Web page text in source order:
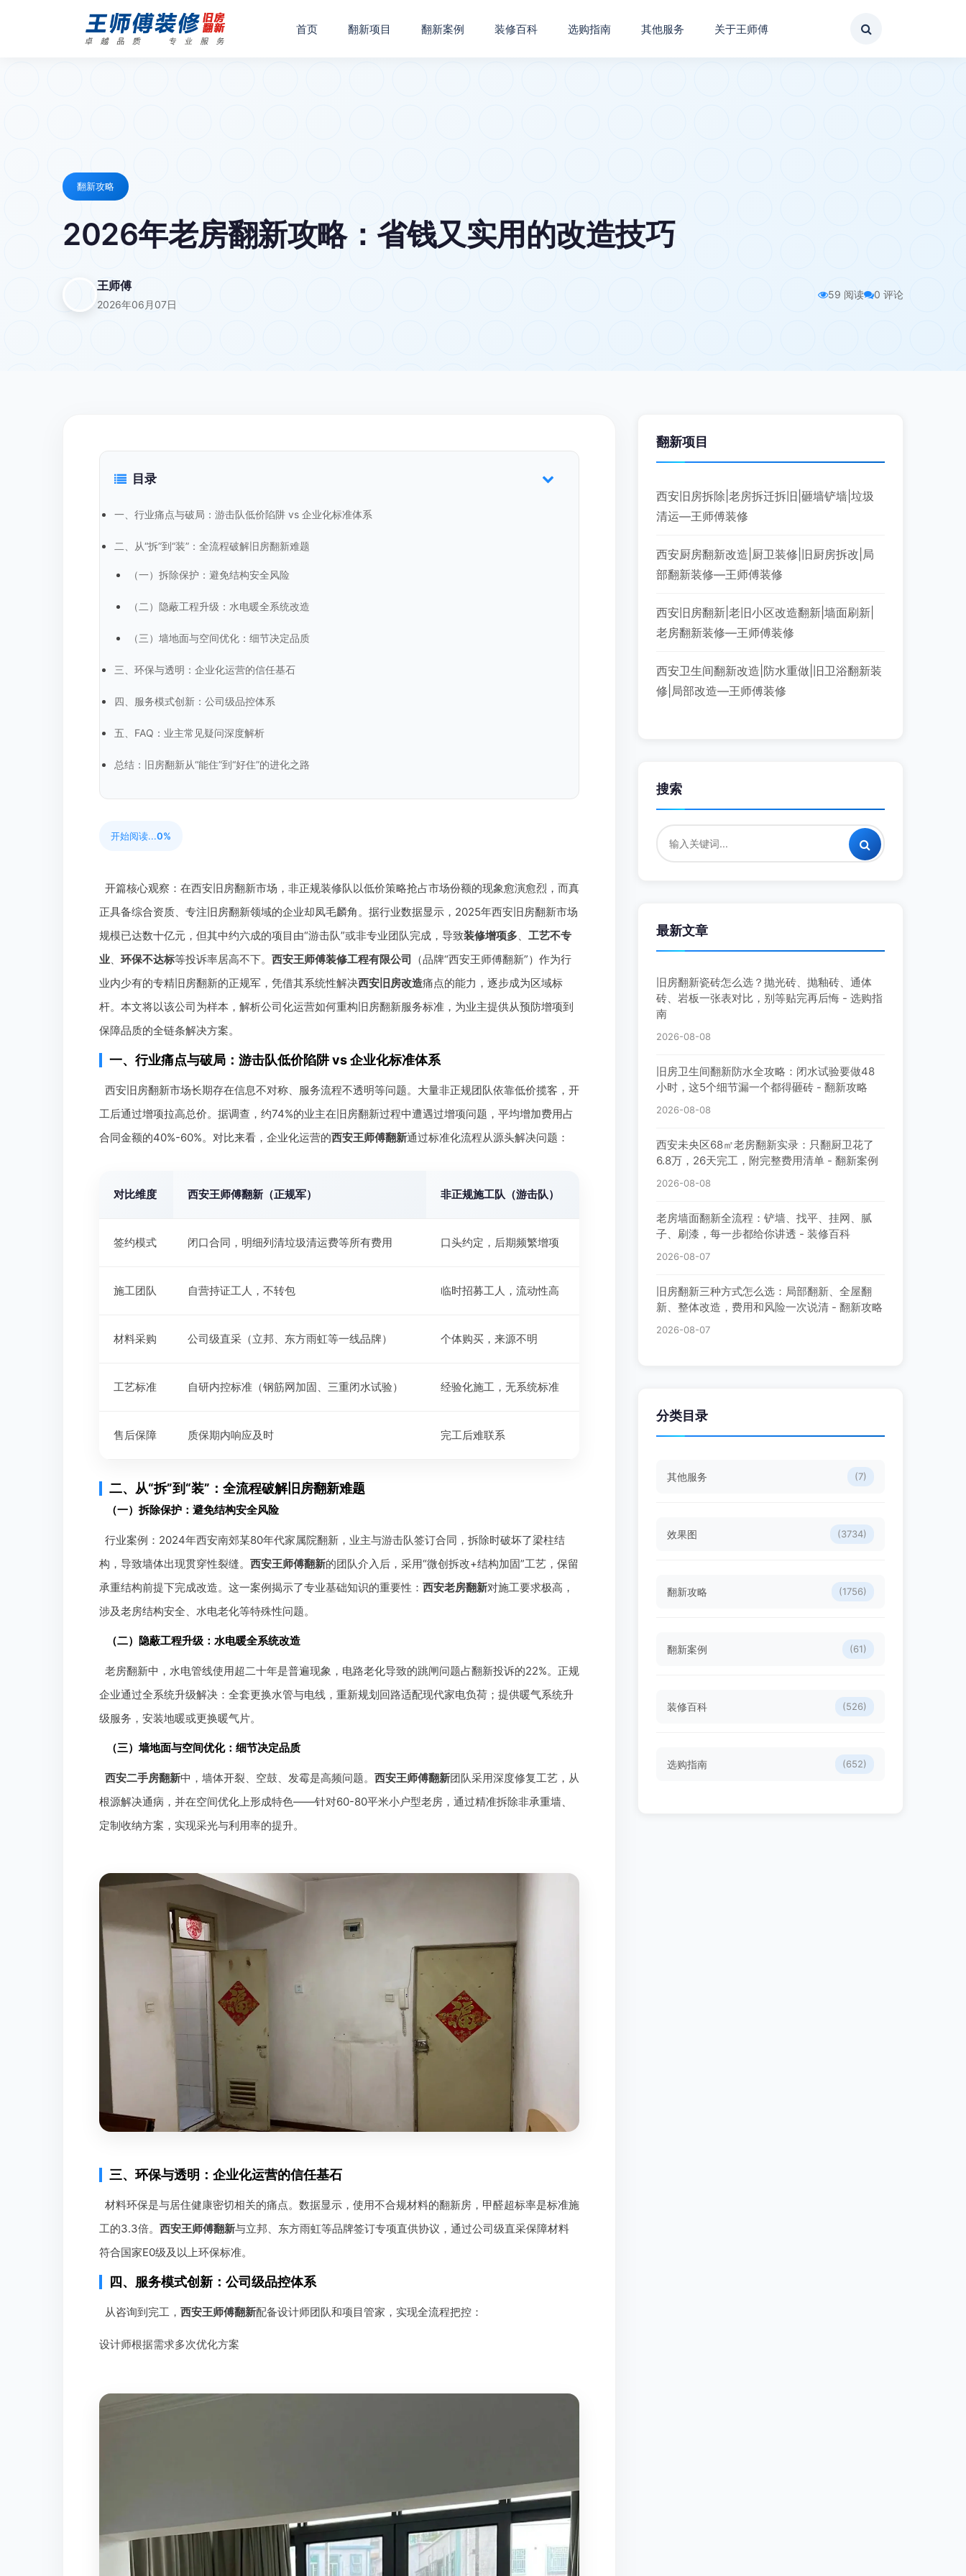
首页 翻新项目 翻新案例 装修百科 选购指南 其他服务 关于王师傅
翻新攻略
2026年老房翻新攻略：省钱又实用的改造技巧
王师傅
2026年06月07日
59 阅读 0 评论
目录
一、行业痛点与破局：游击队低价陷阱 vs 企业化标准体系
二、从“拆”到“装”：全流程破解旧房翻新难题
（一）拆除保护：避免结构安全风险
（二）隐蔽工程升级：水电暖全系统改造
（三）墙地面与空间优化：细节决定品质
三、环保与透明：企业化运营的信任基石
四、服务模式创新：公司级品控体系
五、FAQ：业主常见疑问深度解析
总结：旧房翻新从“能住”到“好住”的进化之路
开始阅读...0%
开篇核心观察：在西安旧房翻新市场，非正规装修队以低价策略抢占市场份额的现象愈演愈烈，而真
正具备综合资质、专注旧房翻新领域的企业却凤毛麟角。据行业数据显示，2025年西安旧房翻新市场
规模已达数十亿元，但其中约六成的项目由“游击队”或非专业团队完成，导致装修增项多、 工艺不专
业、 环保不达标等投诉率居高不下。 西安王师傅装修工程有限公司 （品牌“西安王师傅翻新”）作为行
业内少有的专精旧房翻新的正规军，凭借其系统性解决西安旧房改造痛点的能力，逐步成为区域标
杆。本文将以该公司为样本，解析公司化运营如何重构旧房翻新服务标准，为业主提供从预防增项到
保障品质的全链条解决方案。
一、行业痛点与破局：游击队低价陷阱 vs 企业化标准体系
西安旧房翻新市场长期存在信息不对称、服务流程不透明等问题。大量非正规团队依靠低价揽客，开
工后通过增项拉高总价。据调查，约74%的业主在旧房翻新过程中遭遇过增项问题，平均增加费用占
合同金额的40%-60%。对比来看，企业化运营的西安王师傅翻新通过标准化流程从源头解决问题：
对比维度 西安王师傅翻新（正规军） 非正规施工队（游击队）
签约模式 闭口合同，明细列清垃圾清运费等所有费用 口头约定，后期频繁增项
施工团队 自营持证工人，不转包 临时招募工人，流动性高
材料采购 公司级直采（立邦、东方雨虹等一线品牌） 个体购买，来源不明
工艺标准 自研内控标准（钢筋网加固、三重闭水试验） 经验化施工，无系统标准
售后保障 质保期内响应及时 完工后难联系
二、从“拆”到“装”：全流程破解旧房翻新难题
（一）拆除保护：避免结构安全风险
行业案例：2024年西安南郊某80年代家属院翻新，业主与游击队签订合同，拆除时破坏了梁柱结
构，导致墙体出现贯穿性裂缝。 西安王师傅翻新的团队介入后，采用“微创拆改+结构加固”工艺，保留
承重结构前提下完成改造。这一案例揭示了专业基础知识的重要性： 西安老房翻新对施工要求极高，
涉及老房结构安全、水电老化等特殊性问题。
（二）隐蔽工程升级：水电暖全系统改造
老房翻新中，水电管线使用超二十年是普遍现象，电路老化导致的跳闸问题占翻新投诉的22%。正规
企业通过全系统升级解决：全套更换水管与电线，重新规划回路适配现代家电负荷；提供暖气系统升
级服务，安装地暖或更换暖气片。
（三）墙地面与空间优化：细节决定品质
西安二手房翻新中，墙体开裂、空鼓、发霉是高频问题。 西安王师傅翻新团队采用深度修复工艺，从
根源解决通病，并在空间优化上形成特色——针对60-80平米小户型老房，通过精准拆除非承重墙、
定制收纳方案，实现采光与利用率的提升。
三、环保与透明：企业化运营的信任基石
材料环保是与居住健康密切相关的痛点。数据显示，使用不合规材料的翻新房，甲醛超标率是标准施
工的3.3倍。 西安王师傅翻新与立邦、东方雨虹等品牌签订专项直供协议，通过公司级直采保障材料
符合国家E0级及以上环保标准。
四、服务模式创新：公司级品控体系
从咨询到完工， 西安王师傅翻新配备设计师团队和项目管家，实现全流程把控：
设计师根据需求多次优化方案
翻新项目
西安旧房拆除|老房拆迁拆旧|砸墙铲墙|垃圾
清运—王师傅装修
西安厨房翻新改造|厨卫装修|旧厨房拆改|局
部翻新装修—王师傅装修
西安旧房翻新|老旧小区改造翻新|墙面刷新|
老房翻新装修—王师傅装修
西安卫生间翻新改造|防水重做|旧卫浴翻新装
修|局部改造—王师傅装修
搜索
最新文章
旧房翻新瓷砖怎么选？抛光砖、抛釉砖、通体
砖、岩板一张表对比，别等贴完再后悔 - 选购指
南
2026-08-08
旧房卫生间翻新防水全攻略：闭水试验要做48
小时，这5个细节漏一个都得砸砖 - 翻新攻略
2026-08-08
西安未央区68㎡老房翻新实录：只翻厨卫花了
6.8万，26天完工，附完整费用清单 - 翻新案例
2026-08-08
老房墙面翻新全流程：铲墙、找平、挂网、腻
子、刷漆，每一步都给你讲透 - 装修百科
2026-08-07
旧房翻新三种方式怎么选：局部翻新、全屋翻
新、整体改造，费用和风险一次说清 - 翻新攻略
2026-08-07
分类目录
其他服务 (7)
效果图 (3734)
翻新攻略 (1756)
翻新案例 (61)
装修百科 (526)
选购指南 (652)